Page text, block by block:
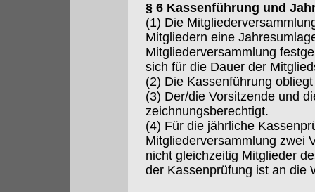
§ 6 Kassenführung und
(1) Die
Mitgliedern eine
Mitgliederversammlung
sich für die Dauer der
(2) Die Kassenführung
(3) Der/die Vorsitzende und
zeichnungsberechtigt.
(4) Für die jährliche
Mitgliederversammlung zwei
nicht gleichzeitig Mitglieder
der Kassenprüfung ist an die